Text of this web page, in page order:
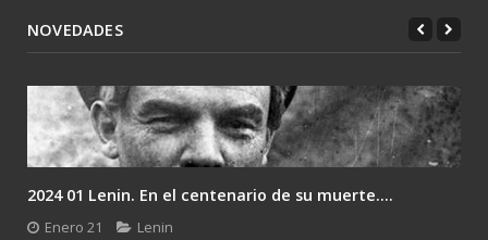
NOVEDADES
2024 01 Lenin. En el centenario de su muerte....
Enero 21 Lenin